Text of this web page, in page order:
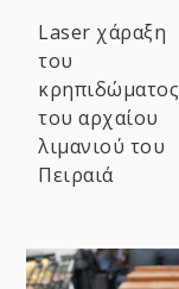
Laser χάραξη
του
κρηπιδώματος
του αρχαίου
λιμανιού του
Πειραιά